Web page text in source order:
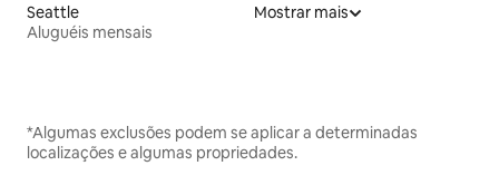
Seattle
Aluguéis mensais
Mostrar mais
*Algumas exclusões podem se aplicar a determinadas
localizações e algumas propriedades.